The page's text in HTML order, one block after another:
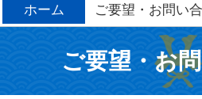
ホーム ご要望・お問い
ご要望・お